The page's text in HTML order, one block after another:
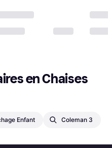
en Chaises
Enfant Coleman 3